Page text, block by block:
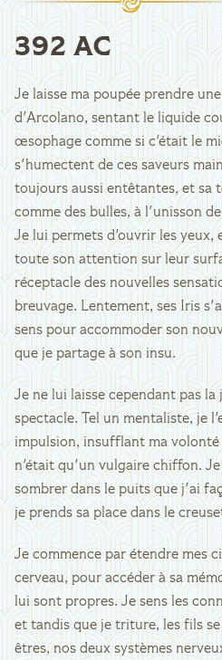
392 AC
Je laisse ma poupée prendre
d'Arcolano, sentant le liquide
œsophage comme si c'était le
s'humectent de ces saveurs
toujours aussi entêtantes, et sa
comme des bulles, à l'unisson
Je lui permets d'ouvrir les yeux,
toute son attention sur leur
réceptacle des nouvelles
breuvage. Lentement, ses Iris
sens pour accommoder son
que je partage à son insu.
Je ne lui laisse cependant pas
spectacle. Tel un mentaliste, je
impulsion, insufflant ma volonté
n'était qu'un vulgaire chiffon. Je
sombrer dans le puits que j'ai
je prends sa place dans le
Je commence par étendre mes
cerveau, pour accéder à sa
lui sont propres. Je sens les
et tandis que je triture, les fils
êtres, nos deux systèmes